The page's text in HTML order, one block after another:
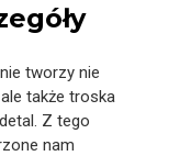
tworzy nie
także troska
Z tego
nam